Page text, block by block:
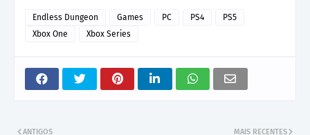
Endless Dungeon Games PC PS4
PS5
Xbox One
Xbox Series
MAIS RECENTES
ANTIGOS